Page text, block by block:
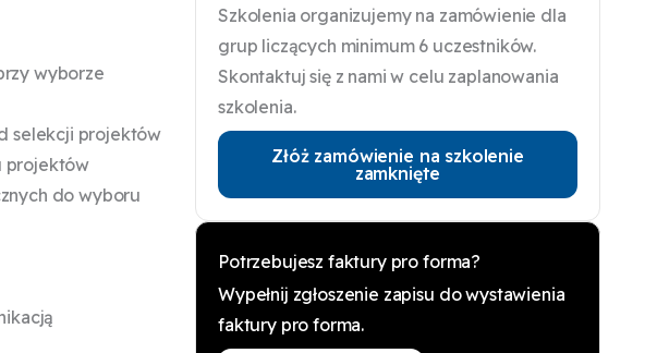
wyborze
selekcji projektów
projektów
do wyboru
Szkolenia organizujemy na zamówienie dla
grup liczących minimum 6 uczestników.
Skontaktuj się z nami w celu zaplanowania
szkolenia.
Złóż zamówienie na szkolenie
zamknięte
Potrzebujesz faktury pro forma?
Wypełnij zgłoszenie zapisu do wystawienia
faktury pro forma.